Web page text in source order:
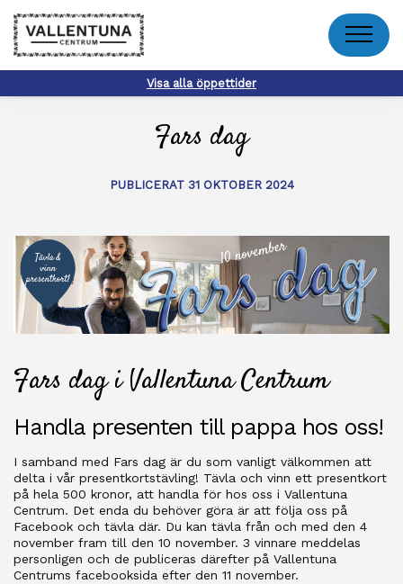
Meny
Visa alla öppettider
Fars dag
PUBLICERAT 31 OKTOBER 2024
Fars dag i Vallentuna Centrum
Handla presenten till pappa hos oss!
I samband med Fars dag är du som vanligt välkommen att
delta i vår presentkortstävling! Tävla och vinn ett presentkort
på hela 500 kronor, att handla för hos oss i Vallentuna
Centrum. Det enda du behöver göra är att följa oss på
Facebook och tävla där. Du kan tävla från och med den 4
november fram till den 10 november. 3 vinnare meddelas
personligen och de publiceras därefter på Vallentuna
Centrums facebooksida efter den 11 november.